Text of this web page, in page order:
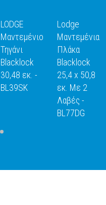
ΑΝΑΚΑΛΥΨΕ
ΤΟ
LODGE
Μαντεμένιο
Τηγάνι
Blacklock
30,48 εκ. -
BL39SK
ΤΟ
Lodge
Μαντεμένια
Πλάκα
Blacklock
25,4 x 50,8
εκ. Με 2
Λαβές -
BL77DG